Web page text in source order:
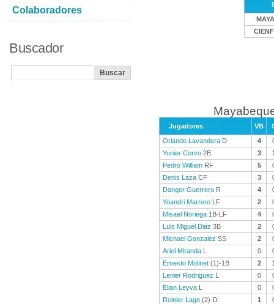
Jugadores VB
Orlando Lavandera D 4
Yunier Corvo 2B 3
Pedro William RF 5
Denis Laza CF 3
Danger Guerrero R 4
Yoandri Marrero LF 2
Misael Noriega 1B-LF 4
Luis Miguel Diaz 3B 2
Michael Gonzalez SS 2
Ariel Miranda L 0
Ernesto Molinet (1)-1B 2
Lenier Rodriguez L 0
Elian Leyva L 0
Reinier Lago (2)-D 1
Colaboradores
Buscador